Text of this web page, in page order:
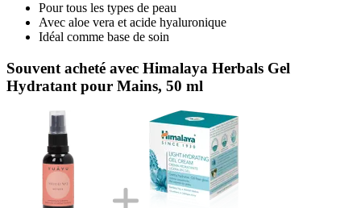
Pour tous les types de peau
Avec aloe vera et acide hyaluronique
Idéal comme base de soin
Souvent acheté avec Himalaya Herbals Gel
Hydratant pour Mains, 50 ml